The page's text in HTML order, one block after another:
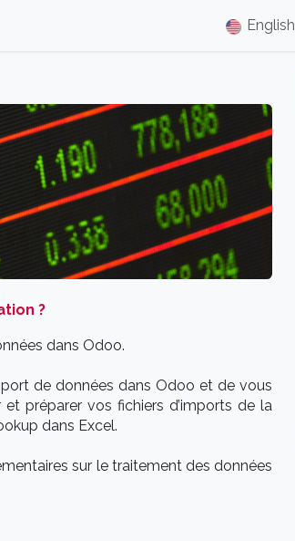
English
?
dans Odoo.
de données dans Odoo et de vous
et préparer vos fichiers d’imports de la
dans Excel.
sur le traitement des données